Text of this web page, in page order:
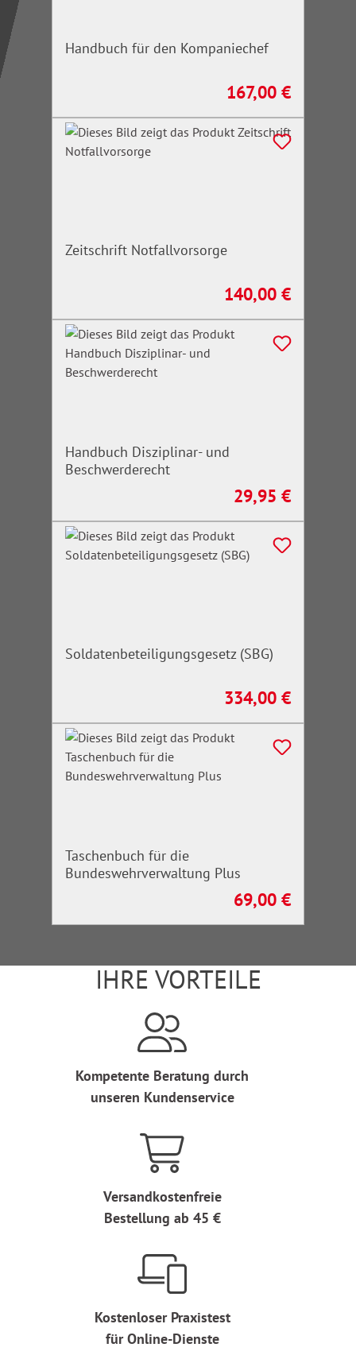
Handbuch für den Kompaniechef
Regulärer Preis:
167,00 €
Zeitschrift Notfallvorsorge
Regulärer Preis:
140,00 €
Handbuch Disziplinar- und
Beschwerderecht
Regulärer Preis:
29,95 €
Soldatenbeteiligungsgesetz (SBG)
Regulärer Preis:
334,00 €
Taschenbuch für die
Bundeswehrverwaltung Plus
Regulärer Preis:
69,00 €
IHRE VORTEILE
Kompetente Beratung durch
unseren Kundenservice
Versandkostenfreie
Bestellung ab 45 €
Kostenloser Praxistest
für Online-Dienste